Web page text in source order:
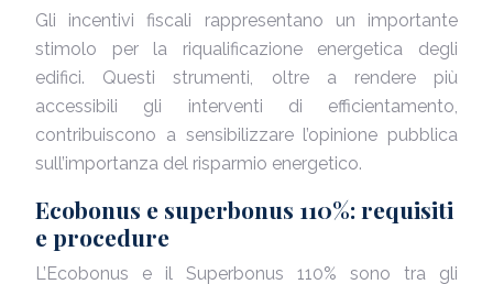
Gli incentivi fiscali rappresentano un importante
stimolo per la riqualificazione energetica degli
edifici. Questi strumenti, oltre a rendere più
accessibili gli interventi di efficientamento,
contribuiscono a sensibilizzare l’opinione pubblica
sull’importanza del risparmio energetico.
Ecobonus e superbonus 110%: requisiti
e procedure
L’Ecobonus e il Superbonus 110% sono tra gli